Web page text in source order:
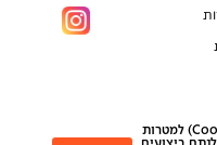
לך!האתר עושה שימוש בקובצי עוגיות (Cookies) למטרות